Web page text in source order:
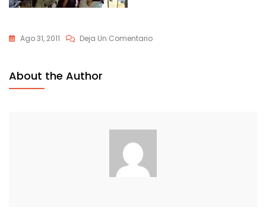
Ago 31, 2011 Deja Un ComentarioEn
About the Author